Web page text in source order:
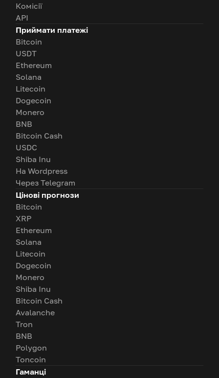
Комісії
API
Приймати платежі
Bitcoin
USDT
Ethereum
Solana
Litecoin
Dogecoin
Monero
BNB
Bitcoin Cash
USDC
Shiba Inu
На Wordpress
Через Telegram
Цінові прогнози
Bitcoin
XRP
Ethereum
Solana
Litecoin
Dogecoin
Monero
Shiba Inu
Bitcoin Cash
Avalanche
Tron
BNB
Polygon
Toncoin
Гаманці